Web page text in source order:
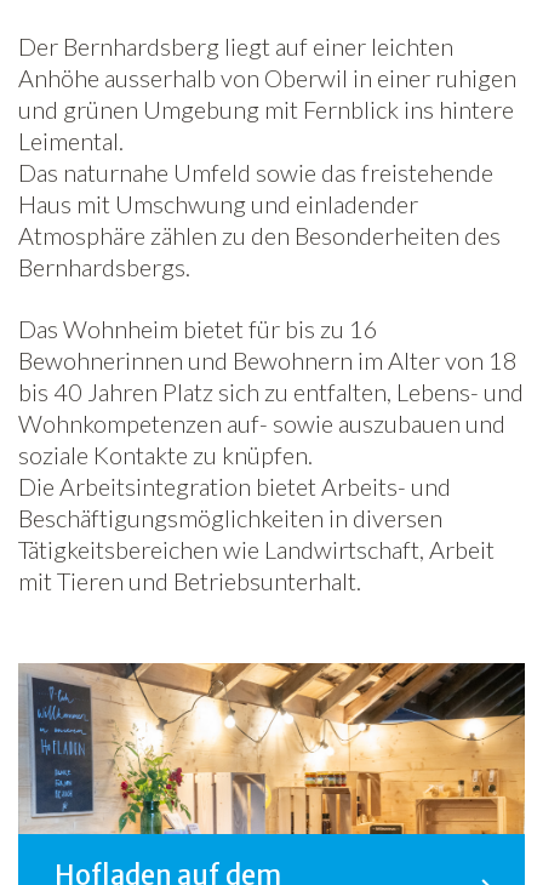
Der Bernhardsberg liegt auf einer leichten
Anhöhe ausserhalb von Oberwil in einer ruhigen
und grünen Umgebung mit Fernblick ins hintere
Leimental.
Das naturnahe Umfeld sowie das freistehende
Haus mit Umschwung und einladender
Atmosphäre zählen zu den Besonderheiten des
Bernhardsbergs.
Das Wohnheim bietet für bis zu 16
Bewohnerinnen und Bewohnern im Alter von 18
bis 40 Jahren Platz sich zu entfalten, Lebens- und
Wohnkompetenzen auf- sowie auszubauen und
soziale Kontakte zu knüpfen.
Die Arbeitsintegration bietet Arbeits- und
Beschäftigungsmöglichkeiten in diversen
Tätigkeitsbereichen wie Landwirtschaft, Arbeit
mit Tieren und Betriebsunterhalt.
Hofladen auf dem